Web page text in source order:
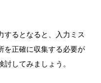
するとなると、入力ミス
を正確に収集する必要が
してみましょう。